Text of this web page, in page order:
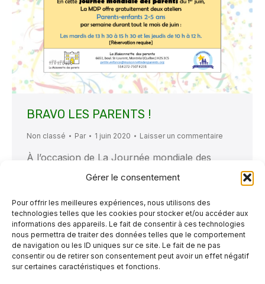
Gérer le consentement
Pour offrir les meilleures expériences, nous utilisons des
technologies telles que les cookies pour stocker et/ou accéder aux
informations des appareils. Le fait de consentir à ces technologies
nous permettra de traiter des données telles que le comportement
de navigation ou les ID uniques sur ce site. Le fait de ne pas
consentir ou de retirer son consentement peut avoir un effet négatif
sur certaines caractéristiques et fonctions.
BRAVO LES PARENTS !
Non classé Par 1 juin 2020 Laisser un commentaire
À l’occasion de La Journée mondiale des
parents du 1er juin, qui rend hommage au
et leur sacrifice pour assurer l’avenir de leurs
enfants, La MDP vous applaudit ! Notre
organisme se joint à la campagne « Bravo les
parents ! », lancée par la Fédération
québécoise des organismes communautaires